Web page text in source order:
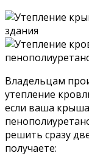
Владельцам
утепление
если ваша
решить сразу
получаете: